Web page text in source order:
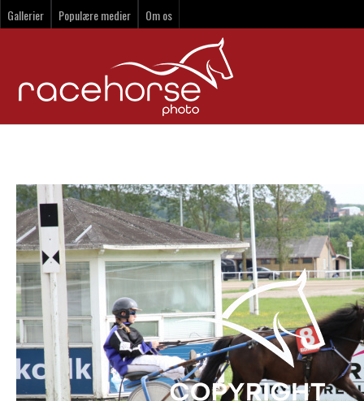
Gallerier Populære medier Om os